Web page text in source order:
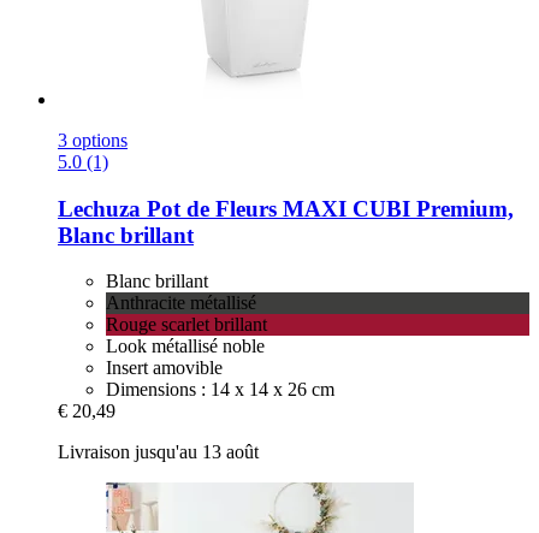
3 options
5.0 (1)
Lechuza Pot de Fleurs MAXI CUBI Premium,
Blanc brillant
Blanc brillant
Anthracite métallisé
Rouge scarlet brillant
Look métallisé noble
Insert amovible
Dimensions : 14 x 14 x 26 cm
€ 20,49
Livraison jusqu'au 13 août